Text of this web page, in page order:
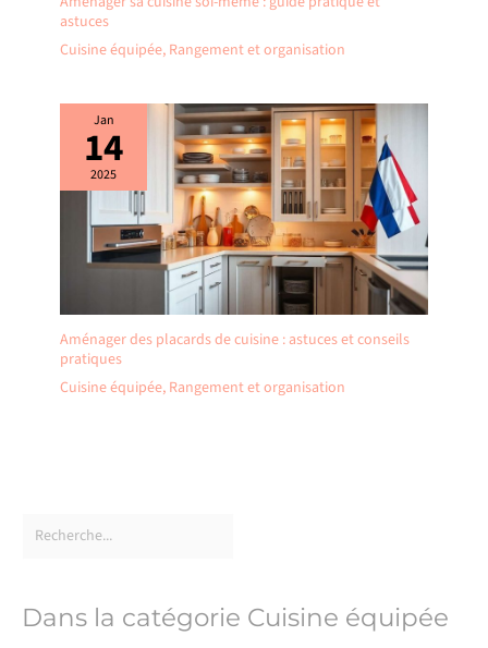
astuces
Cuisine équipée, Rangement et organisation
Jan
14
2025
Aménager des placards de cuisine : astuces et conseils
pratiques
Cuisine équipée, Rangement et organisation
Dans la catégorie Cuisine équipée